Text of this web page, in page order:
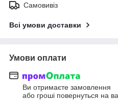
Самовивіз
Всі умови доставки
Умови оплати
Ви отримаєте замовлення
або гроші повернуться на